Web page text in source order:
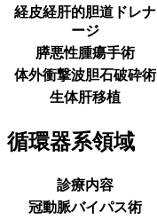
経皮経肝的胆道ドレナ
ージ
膵悪性腫瘍手術
体外衝撃波胆石破砕術
生体肝移植
循環器系領域
診療内容
冠動脈バイパス術